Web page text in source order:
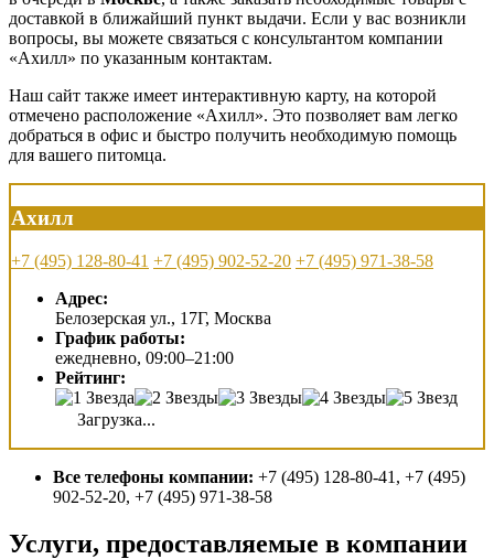
доставкой в ближайший пункт выдачи. Если у вас возникли
вопросы, вы можете связаться с консультантом компании
«Ахилл» по указанным контактам.
Наш сайт также имеет интерактивную карту, на которой
отмечено расположение «Ахилл». Это позволяет вам легко
добраться в офис и быстро получить необходимую помощь
для вашего питомца.
Ахилл
+7 (495) 128-80-41 +7 (495) 902-52-20 +7 (495) 971-38-58
Адрес:
Белозерская ул., 17Г, Москва
График работы:
ежедневно, 09:00–21:00
Рейтинг:
Загрузка...
Все телефоны компании: +7 (495) 128-80-41, +7 (495)
902-52-20, +7 (495) 971-38-58
Услуги, предоставляемые в компании